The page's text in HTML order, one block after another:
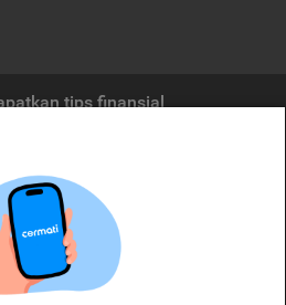
tips finansial
agregasi jasa keuangan yang terdaftar di
atau layanan jasa keuangan yang
dan/atau layanan jasa keuangan yang
tidak bertanggung jawab atas tuntutan